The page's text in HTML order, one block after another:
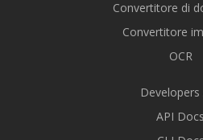
Convertitore di
Convertitore
OCR
Developers
API Docs